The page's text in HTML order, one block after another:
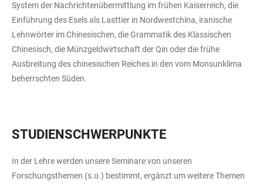
System der Nachrichtenübermittlung im frühen Kaiserreich, die
Einführung des Esels als Lasttier in Nordwestchina, iranische
Lehnwörter im Chinesischen, die Grammatik des Klassischen
Chinesisch, die Münzgeldwirtschaft der Qin oder die frühe
Ausbreitung des chinesischen Reiches in den vom Monsunklima
beherrschten Süden.
STUDIENSCHWERPUNKTE
In der Lehre werden unsere Seminare von unseren
Forschungsthemen (s.o.) bestimmt, ergänzt um weitere Themen